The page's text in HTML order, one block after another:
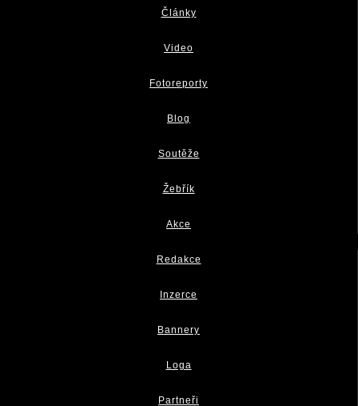
Články
Video
Fotoreporty
Blog
Soutěže
Žebřík
Akce
Redakce
Inzerce
Bannery
Loga
Partneři